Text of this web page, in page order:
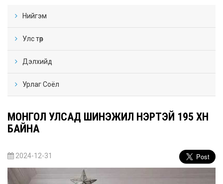
Нийгэм
Улс төр
Дэлхийд
Урлаг Соёл
МОНГОЛ УЛСАД ШИНЭЖИЛ НЭРТЭЙ 195 ХҮН
БАЙНА
2024-12-31